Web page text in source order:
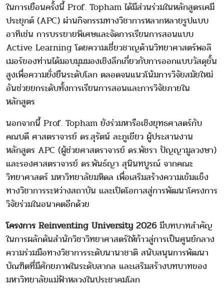
ในการเยือนครั้งนี้ Prof. Topham ได้มีส่วนร่วมในหลักสูตรเคมี
ประยุกต์ (APC) ผ่านกิจกรรมทางวิชาการหลากหลายรูปแบบ
อาทิเช่น การบรรยายพิเศษและจัดการเรียนการสอนแบบ
Active Learning โดยความเชี่ยวชาญด้านวิทยาศาสตร์พอลิ
เมอร์ของท่านได้มอบมุมมองเชิงลึกเกี่ยวกับการออกแบบวัสดุขั้น
สูงเพื่อความยั่งยืนระดับโลก ตลอดจนแนวโน้มการวิจัยสมัยใหม่
อันช่วยยกระดับทั้งการเรียนการสอนและการวิจัยภายใน
หลักสูตร
นอกจากนี้ Prof. Topham ยังร่วมหารือเชิงยุทธศาสตร์กับ
คณบดี ศาสตราจารย์ ดร.สุรัตน์ ละภูเขียว ผู้ประสานงาน
หลักสูตร APC (ผู้ช่วยศาสตราจารย์ ดร.พัชรา ปัญญามูลวงษา)
และรองศาสตราจารย์ ดร.พันธ์ญา สุนินทบูรณ์ จากคณะ
วิทยาศาสตร์ มหาวิทยาลัยมหิดล เพื่อเสริมสร้างความเข้มแข็ง
ทางวิชาการระหว่างสถาบัน และเปิดโอกาสสู่การพัฒนาโครงการ
วิจัยร่วมในอนาคตอีกด้วย
โครงการ Reinventing University 2026มีบทบาทสำคัญ
ในการผลักดันสำนักวิชาวิทยาศาสตร์ให้ก้าวสู่การเป็นศูนย์กลาง
ความร่วมมือทางวิชาการระดับนานาชาติ สนับสนุนการพัฒนา
บัณฑิตที่มีศักยภาพในระดับสากล และเสริมสร้างบทบาทของ
มหาวิทยาลัยแม่ฟ้าหลวงในประชาคมโลก